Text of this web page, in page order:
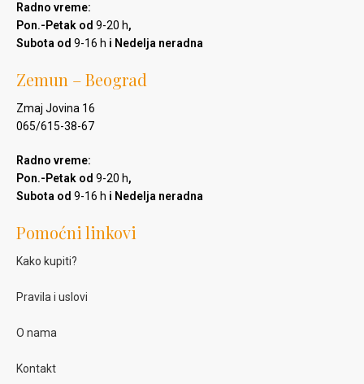
Radno vreme:
Pon.-Petak od 9-20 h,
Subota od 9-16 h i Nedelja neradna
Zemun – Beograd
Zmaj Jovina 16
065/615-38-67
Radno vreme:
Pon.-Petak od 9-20 h,
Subota od 9-16 h i Nedelja neradna
Pomoćni linkovi
Kako kupiti?
Pravila i uslovi
O nama
Kontakt